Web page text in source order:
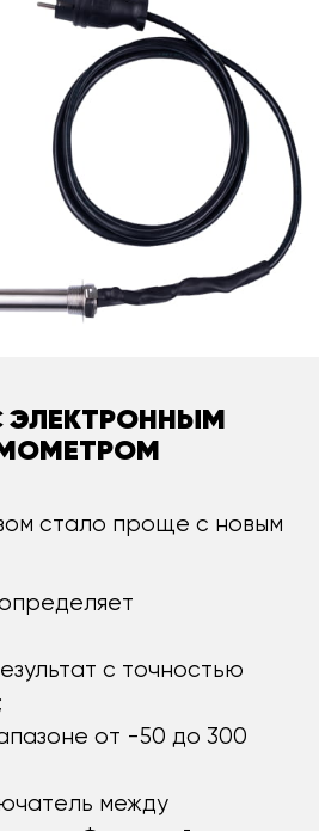
ЭЛЕКТРОННЫМ
стало проще с новым
с точностью
от -50 до 300
между